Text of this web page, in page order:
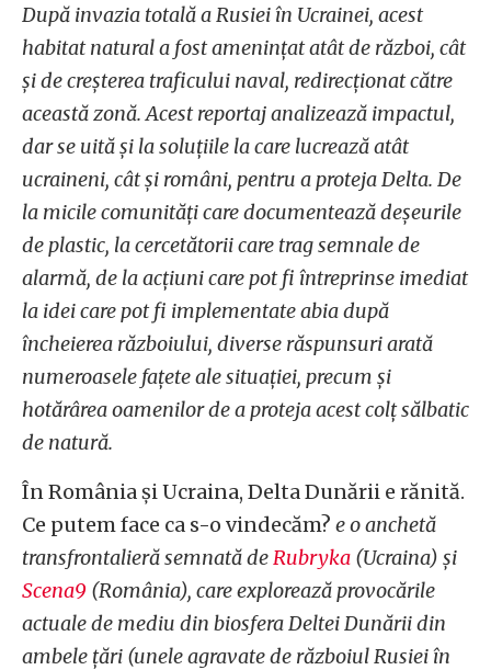
După invazia totală a Rusiei în Ucrainei, acest
habitat natural a fost amenințat atât de război, cât
și de creșterea traficului naval, redirecționat către
această zonă. Acest reportaj analizează impactul,
dar se uită și la soluțiile la care lucrează atât
ucraineni, cât și români, pentru a proteja Delta. De
la micile comunități care documentează deșeurile
de plastic, la cercetătorii care trag semnale de
alarmă, de la acțiuni care pot fi întreprinse imediat
la idei care pot fi implementate abia după
încheierea războiului, diverse răspunsuri arată
numeroasele fațete ale situației, precum și
hotărârea oamenilor de a proteja acest colț sălbatic
de natură.
În România și Ucraina, Delta Dunării e rănită.
Ce putem face ca s-o vindecăm? e o anchetă
transfrontalieră semnată deRubryka (Ucraina) și
Scena9 (România), care explorează provocările
actuale de mediu din biosfera Deltei Dunării din
ambele țări (unele agravate de războiul Rusiei în